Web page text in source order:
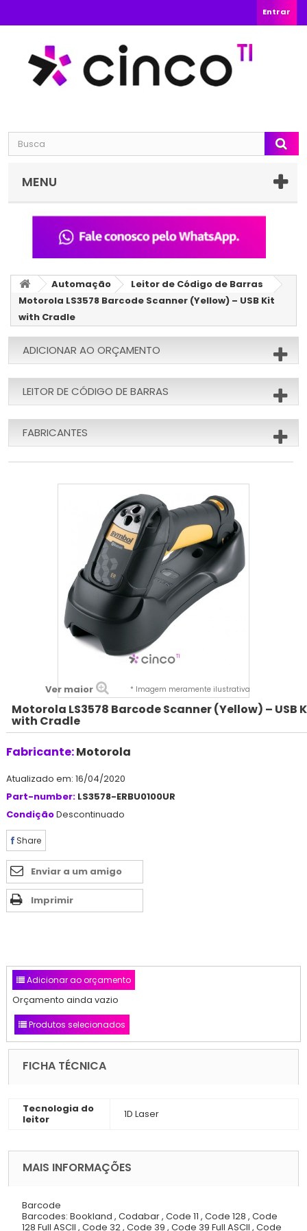
Entrar
MENU
Automação
Leitor de Código de Barras
Motorola LS3578 Barcode Scanner (Yellow) – USB Kit
with Cradle
ADICIONAR AO ORÇAMENTO
LEITOR DE CÓDIGO DE BARRAS
FABRICANTES
Ver maior * Imagem meramente ilustrativa
Motorola LS3578 Barcode Scanner (Yellow) – USB
with Cradle
Fabricante:Motorola
Atualizado em: 16/04/2020
Part-number: LS3578-ERBU0100UR
CondiçãoDescontinuado
Share
Enviar a um amigo
Imprimir
Adicionar ao orçamento
Orçamento ainda vazio
Produtos selecionados
FICHA TÉCNICA
Tecnologia do
leitor
1D Laser
MAIS INFORMAÇÕES
Barcode
Barcodes: Bookland , Codabar , Code 11 , Code 128 , Code
128 Full ASCII , Code 32 , Code 39 , Code 39 Full ASCII , Code